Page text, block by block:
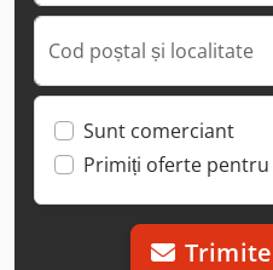
Cod poștal și localitate
Sunt comerciant
Primiți oferte